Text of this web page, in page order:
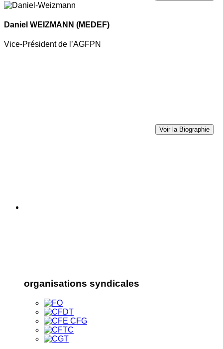
Daniel WEIZMANN (MEDEF)
Vice-Président de l’AGFPN
Voir la Biographie
organisations syndicales